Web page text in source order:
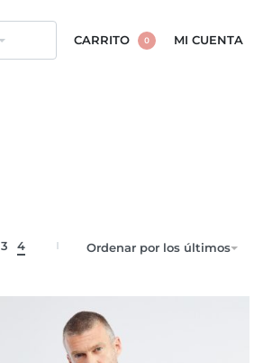
CARRITO 0 MI CUENTA
3 4 Ordenar por los últimos